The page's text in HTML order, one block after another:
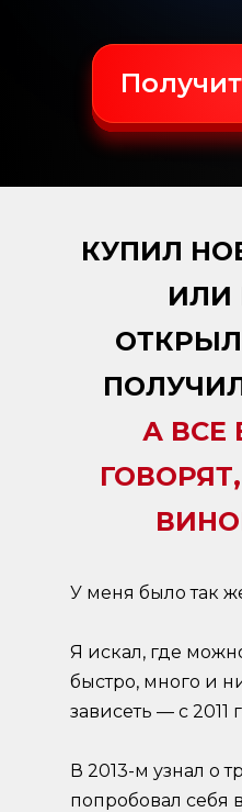
КУПИЛ
ИЛИ
А ВСЕ
У меня было так
Я искал, где
быстро, много и
зависеть — с 2011
В 2013-м узнал о
попробовал себя